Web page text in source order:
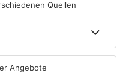
Waldbrandgefahr im
Primaveraland bleibt
weiterhin sehr hoch